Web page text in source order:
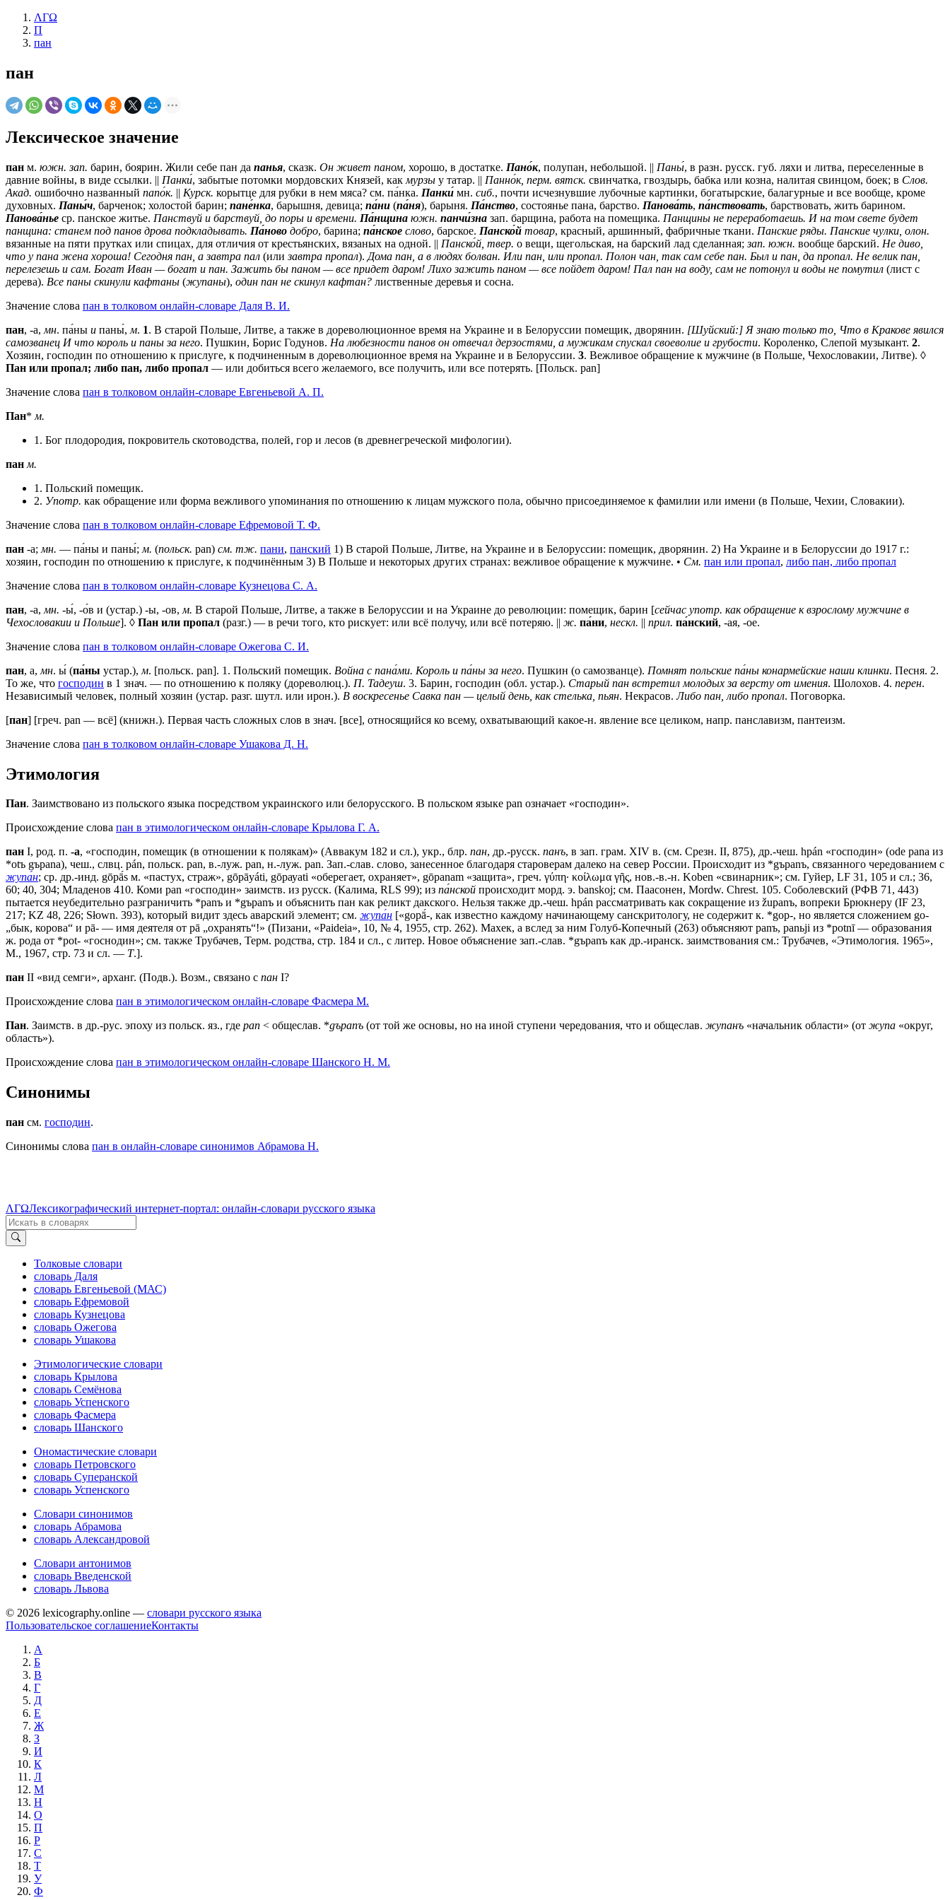
ΛΓΩ
П
пан
пан
Лексическое значение
пан м. южн. зап. барин, боярин. Жили себе пан да панья, сказк. Он живет паном, хорошо, в достатке. Пано́к, полупан, небольшой. || Паны́, в разн. русск. губ. ляхи и литва, переселенные в
давние войны, в виде ссылки. || Панки́, забытые потомки мордовских Князей, как мурзы у татар. || Панно́к, перм. вятск. свинчатка, гвоздырь, бабка или козна, налитая свинцом, боек; в Слов.
Акад. ошибочно названный папо́к. || Курск. корытце для рубки в нем мяса? см. па́нка. Панки́ мн. сиб., почти исчезнувшие лубочные картинки, богатырские, балагурные и все вообще, кроме
духовных. Паны́ч, барченок; холостой барин; пане́нка, барышня, девица; па́ни (па́ня), барыня. Па́нство, состоянье пана, барство. Панова́ть, па́нствовать, барствовать, жить барином.
Панова́нье ср. панское житье. Панствуй и барствуй, до поры и времени. Па́нщина южн. панчи́зна зап. барщина, работа на помещика. Панщины не переработаешь. И на том свете будет
панщина: станем под панов дрова подкладывать. Па́ново добро, барина; па́нское слово, барское. Панско́й товар, красный, аршинный, фабричные ткани. Панские ряды. Панские чулки, олон.
вязанные на пяти прутках или спицах, для отличия от крестьянских, вязаных на одной. || Панско́й, твер. о вещи, щегольская, на барский лад сделанная;зап. южн. вообще барский. Не диво,
что у пана жена хороша! Сегодня пан, а завтра пал (илизавтра пропал). Дома пан, а в людях болван. Или пан, или пропал. Полон чан, так сам себе пан. Был и пан, да пропал. Не велик пан,
перелезешь и сам. Богат Иван — богат и пан. Зажить бы паном — все придет даром! Лихо зажить паном — все пойдет даром! Пал пан на воду, сам не потонул и воды не помутил (лист с
дерева). Все паны скинули кафтаны (жупаны), один пан не скинул кафтан? лиственные деревья и сосна.
Значение слова пан в толковом онлайн-словаре Даля В. И.
пан, -а, мн. па́ны и паны́, м. 1. В старой Польше, Литве, а также в дореволюционное время на Украине и в Белоруссии помещик, дворянин. [Шуйский:] Я знаю только то, Что в Кракове явился
самозванец И что король и паны за него. Пушкин, Борис Годунов. На любезности панов он отвечал дерзостями, а мужикам спускал своеволие и грубости. Короленко, Слепой музыкант. 2.
Хозяин, господин по отношению к прислуге, к подчиненным в дореволюционное время на Украине и в Белоруссии. 3. Вежливое обращение к мужчине (в Польше, Чехословакии, Литве). ◊
Пан или пропал; либо пан, либо пропал — или добиться всего желаемого, все получить, или все потерять. [Польск. pan]
Значение слова пан в толковом онлайн-словаре Евгеньевой А. П.
Пан* м.
1. Бог плодородия, покровитель скотоводства, полей, гор и лесов (в древнегреческой мифологии).
пан м.
1. Польский помещик.
2. Употр. как обращение или форма вежливого упоминания по отношению к лицам мужского пола, обычно присоединяемое к фамилии или имени (в Польше, Чехии, Словакии).
Значение слова пан в толковом онлайн-словаре Ефремовой Т. Ф.
пан -а; мн. — па́ны и паны́; м. (польск. pan) см. тж. пани, панский 1) В старой Польше, Литве, на Украине и в Белоруссии: помещик, дворянин. 2) На Украине и в Белоруссии до 1917 г.:
хозяин, господин по отношению к прислуге, к подчинённым 3) В Польше и некоторых других странах: вежливое обращение к мужчине. • См. пан или пропал, либо пан, либо пропал
Значение слова пан в толковом онлайн-словаре Кузнецова С. А.
пан, -а, мн. -ы́, -о́в и (устар.) -ы, -ов, м. В старой Польше, Литве, а также в Белоруссии и на Украине до революции: помещик, барин [сейчас употр. как обращение к взрослому мужчине в
Чехословакии и Польше]. ◊ Пан или пропал (разг.) — в речи того, кто рискует: или всё получу, или всё потеряю. || ж. па́ни, нескл. || прил. па́нский, -ая, -ое.
Значение слова пан в толковом онлайн-словаре Ожегова C. И.
пан, а, мн. ы́ (па́ны устар.), м. [польск. pan]. 1 . Польский помещик. Война с пана́ми. Король и па́ны за него. Пушкин (о самозванце). Помнят польские па́ны конармейские наши клинки. Песня. 2.
То же, что господин в 1 знач. — по отношению к поляку (дореволюц.). П. Тадеуш. 3. Барин, господин (обл. устар.). Старый пан встретил молодых за версту от имения. Шолохов. 4. перен.
Независимый человек, полный хозяин (устар. разг. шутл. или ирон.). В воскресенье Савка пан — целый день, как стелька, пьян. Некрасов.Либо пан, либо пропал. Поговорка.
[пан] [греч. pan — всё] (книжн.). Первая часть сложных слов в знач. [все], относящийся ко всему, охватывающий какое-н. явление все целиком, напр. панславизм, пантеизм.
Значение слова пан в толковом онлайн-словаре Ушакова Д. Н.
Этимология
Пан. Заимствовано из польского языка посредством украинского или белорусского. В польском языке pan означает «господин».
Происхождение слова пан в этимологическом онлайн-словаре Крылова Г. А.
пан I, род. п. -а, «господин, помещик (в отношении к полякам)» (Аввакум 182 и сл.), укр., блр. пан, др.-русск. панъ, в зап. грам. ХIV в. (см. Срезн. II, 875), др.-чеш. hpán «господин» (оdе раnа из
*оtъ gъраnа), чеш., слвц. pán, польск. раn, в.-луж. раn, н.-луж. раn. Зап.-слав. слово, занесенное благодаря староверам далеко на север России. Происходит из *gъраnъ, связанного чередованием с
жупа́н; ср. др.-инд. gōрā́s м. «пастух, страж», gōpāyáti, gōрауаti «оберегает, охраняет», gōраnаm «защита», греч. γύπη· κοίλωμα γῆς, нов.-в.-н. Kоbеn «свинарник»; см. Гуйер, LF 31, 105 и сл.; 36,
60; 40, 304; Младенов 410. Коми раn «господин» заимств. из русск. (Калима, RLS 99); из па́нской происходит морд. э. banskoj; см. Паасонен, Мordw. Chrest. 105. Соболевский (РФВ 71, 443)
пытается неубедительно разграничить *раnъ и *gъраnъ и объяснить пан как реликт дакского. Нельзя также др.-чеш. hpán рассматривать как сокращение из žuраnъ, вопреки Брюкнеру (IF 23,
217; KZ 48, 226; Słown. 393), который видит здесь аварский элемент; см. жупа́н [«gорā́-, как известно каждому начинающему санскритологу, не содержит к. *gор-, но является сложением gо-
„бык, корова“ и рā- — имя деятеля от рā „охранять“!» (Пизани, «Раidеiа», 10, № 4, 1955, стр. 262). Махек, а вслед за ним Голуб-Копечный (263) объясняют раnъ, раnьji из *роtnī — образования
ж. рода от *роt- «госнодин»; см. также Трубачев, Терм. родства, стр. 184 и сл., с литер. Новое объяснение зап.-слав. *gъраnъ как др.-иранск. заимствования см.: Трубачев, «Этимология. 1965»,
М., 1967, стр. 73 и сл. — Т.].
пан II «вид семги», арханг. (Подв.). Возм., связано с пан I?
Происхождение слова пан в этимологическом онлайн-словаре Фасмера М.
Пан. Заимств. в др.-рус. эпоху из польск. яз., где pan < общеслав. *gъpanъ (от той же основы, но на иной ступени чередования, что и общеслав. жупанъ «начальник области» (от жупа «округ,
область»).
Происхождение слова пан в этимологическом онлайн-словаре Шанского Н. М.
Синонимы
пан см. господин.
Синонимы слова пан в онлайн-словаре синонимов Абрамова Н.
ΛΓΩЛексикографический интернет-портал: онлайн-словари русского языка
Толковые словари
словарь Даля
словарь Евгеньевой (МАС)
словарь Ефремовой
словарь Кузнецова
словарь Ожегова
словарь Ушакова
Этимологические словари
словарь Крылова
словарь Семёнова
словарь Успенского
словарь Фасмера
словарь Шанского
Ономастические словари
словарь Петровского
словарь Суперанской
словарь Успенского
Словари синонимов
словарь Абрамова
словарь Александровой
Словари антонимов
словарь Введенской
словарь Львова
© 2026 lexicography.online — словари русского языка
Пользовательское соглашениеКонтакты
А
Б
В
Г
Д
Е
Ж
З
И
К
Л
М
Н
О
П
Р
С
Т
У
Ф